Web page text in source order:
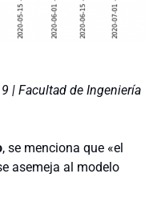
| Facultad de Ingeniería
, se menciona que «el
asemeja al modelo